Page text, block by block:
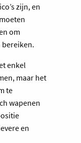
zijn, en
om
enkel
maar het
te
wapenen
en